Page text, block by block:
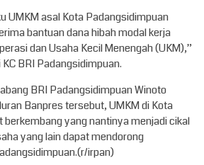
UMKM asal Kota Padangsidimpuan
bantuan dana hibah modal kerja
dan Usaha Kecil Menengah (UKM),”
BRI Padangsidimpuan.
BRI Padangsidimpuan Winoto
Banpres tersebut, UMKM di Kota
yang nantinya menjadi cikal
yang lain dapat mendorong
irpan)